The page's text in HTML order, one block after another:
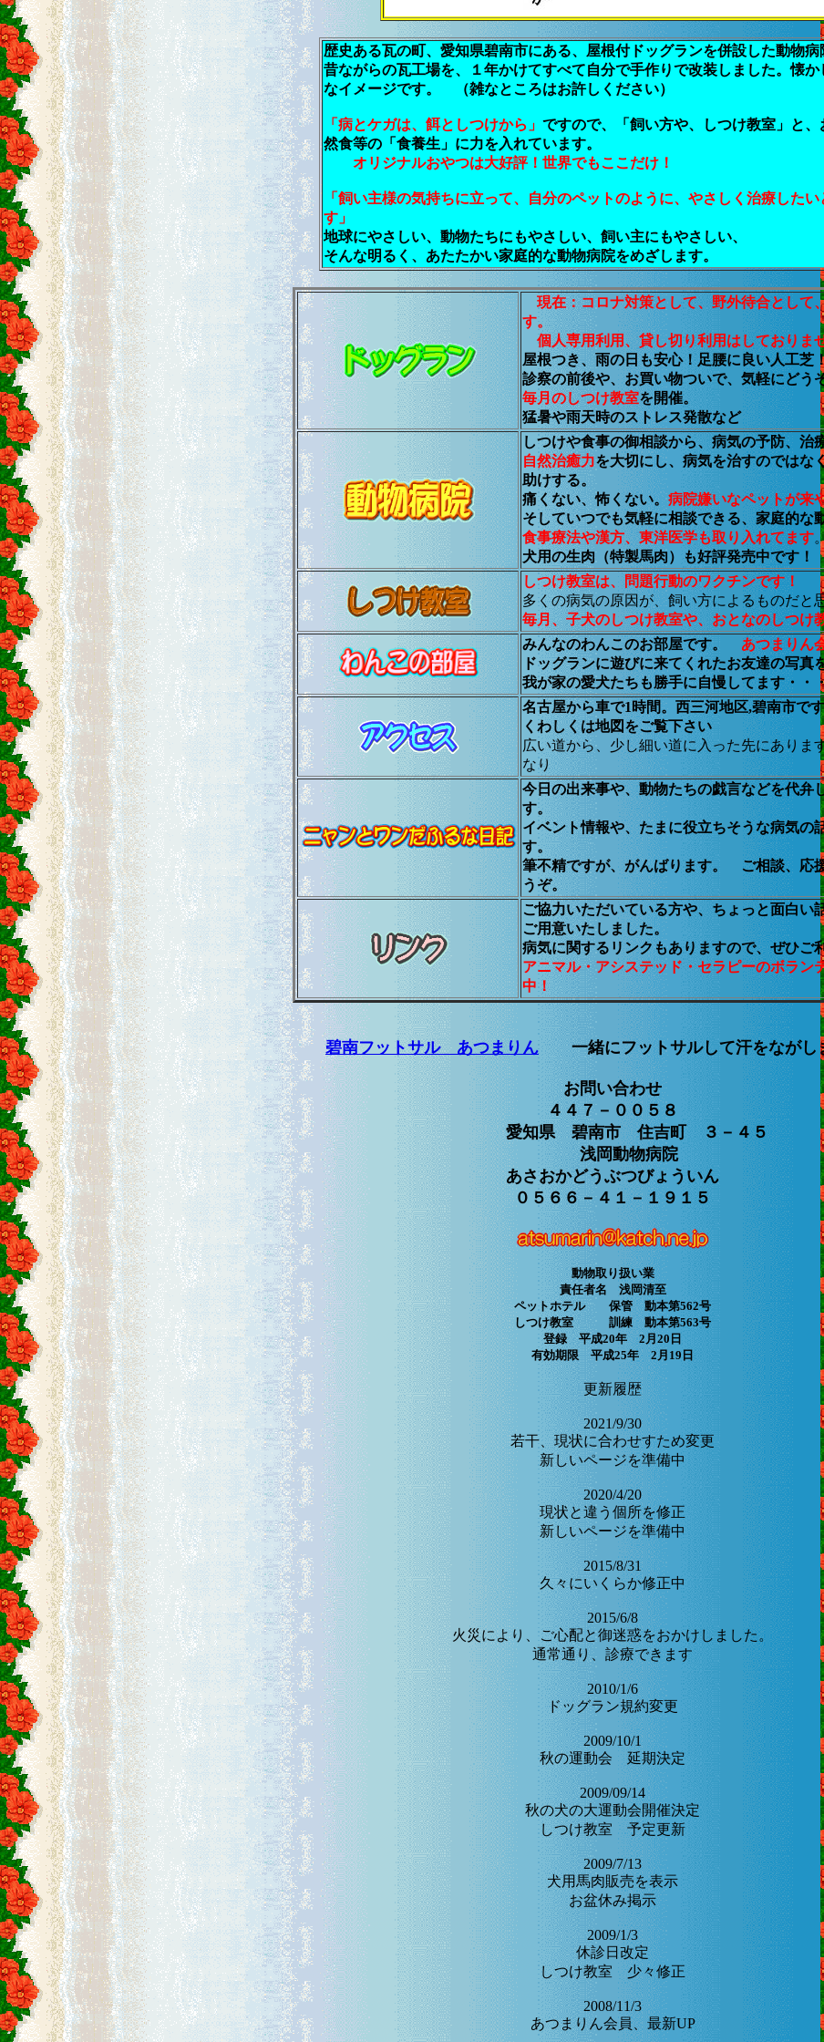
歴史ある瓦の町、愛知県碧南市にある、屋根付ドッグランを併設した動物病
昔ながらの瓦工場を、１年かけてすべて自分で手作りで改装しました。懐か
なイメージです。 （雑なところはお許しください）
「病とケガは、餌としつけから」 ですので、「飼い方や、しつけ教室」と、
然食等の「食養生」に力を入れています。
オリジナルおやつは大好評！世界でもここだけ！
「飼い主様の気持ちに立って、自分のペットのように、やさしく治療したい
す」
地球にやさしい、動物たちにもやさしい、飼い主にもやさしい、
そんな明るく、あたたかい家庭的な動物病院をめざします。
現在：コロナ対策として、野外待合として
す。
個人専用利用、貸し切り利用はしておりま
屋根つき、雨の日も安心！足腰に良い人工芝
診察の前後や、お買い物ついで、気軽にどう
毎月のしつけ教室を開催。
猛暑や雨天時のストレス発散など
しつけや食事の御相談から、病気の予防、治
自然治癒力を大切にし、病気を治すのではな
助けする。
痛くない、怖くない。病院嫌いなペットが来
そしていつでも気軽に相談できる、家庭的な
食事療法や漢方、東洋医学も取り入れてます
犬用の生肉（特製馬肉）も好評発売中です！
しつけ教室は、問題行動のワクチンです！
多くの病気の原因が、飼い方によるものだと
毎月、子犬のしつけ教室や、おとなのしつけ
みんなのわんこのお部屋です。 あつまりん
ドッグランに遊びに来てくれたお友達の写真
我が家の愛犬たちも勝手に自慢してます・・
名古屋から車で1時間。西三河地区,碧南市で
くわしくは地図をご覧下さい
広い道から、少し細い道に入った先にありま
なり
今日の出来事や、動物たちの戯言などを代弁
す。
イベント情報や、たまに役立ちそうな病気の
す。
筆不精ですが、がんばります。 ご相談、応
うぞ。
ご協力いただいている方や、ちょっと面白い
ご用意いたしました。
病気に関するリンクもありますので、ぜひご
アニマル・アシステッド・セラピーのボラン
中！
碧南フットサル あつまりん一緒にフットサルして汗をながし
お問い合わせ
４４７－００５８
愛知県 碧南市 住吉町 ３－４５
浅岡動物病院
あさおかどうぶつびょういん
０５６６－４１－１９１５
動物取り扱い業
責任者名 浅岡清至
ペットホテル 保管 動本第562号
しつけ教室 訓練 動本第563号
登録 平成20年 2月20日
有効期限 平成25年 2月19日
更新履歴
2021/9/30
若干、現状に合わせすため変更
新しいページを準備中
2020/4/20
現状と違う個所を修正
新しいページを準備中
2015/8/31
久々にいくらか修正中
2015/6/8
火災により、ご心配と御迷惑をおかけしました。
通常通り、診療できます
2010/1/6
ドッグラン規約変更
2009/10/1
秋の運動会 延期決定
2009/09/14
秋の犬の大運動会開催決定
しつけ教室 予定更新
2009/7/13
犬用馬肉販売を表示
お盆休み掲示
2009/1/3
休診日改定
しつけ教室 少々修正
2008/11/3
あつまりん会員、最新UP